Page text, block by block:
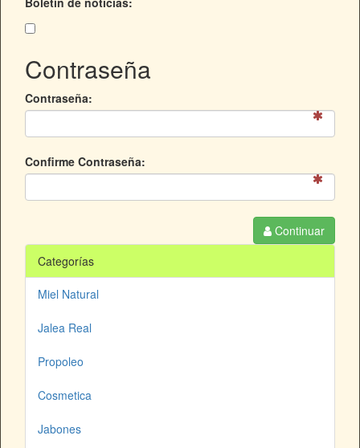
Contraseña
Contraseña:
Confirme Contraseña:
Continuar
Categorías
Miel Natural
Jalea Real
Propoleo
Cosmetica
Jabones